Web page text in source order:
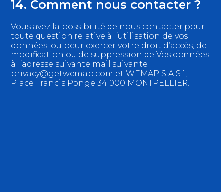
14. Comment nous contacter ?
Vous avez la possibilité de nous contacter pour
toute question relative à l’utilisation de vos
données, ou pour exercer votre droit d’accès, de
modification ou de suppression de Vos données
à l’adresse suivante mail suivante :
privacy@getwemap.com et WEMAP S.A.S 1,
Place Francis Ponge 34 000 MONTPELLIER.